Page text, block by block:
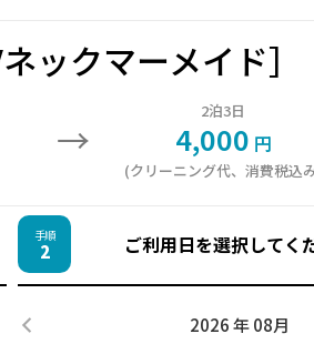
ックマーメイド］
→
2泊3日
4,000 円
(クリーニング代、消費税込
手順
2 ご利用日を選択してく
2026 年 08月